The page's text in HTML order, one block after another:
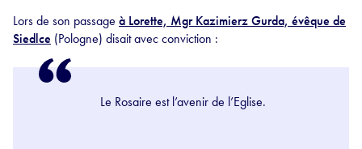
Lors de son passage à Lorette, Mgr Kazimierz Gurda, évêque de
Siedlce (Pologne) disait avec conviction :
Le Rosaire est l’avenir de l’Eglise.